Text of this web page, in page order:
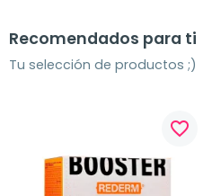
Recomendados para ti
Tu selección de productos ;)
favorite_border